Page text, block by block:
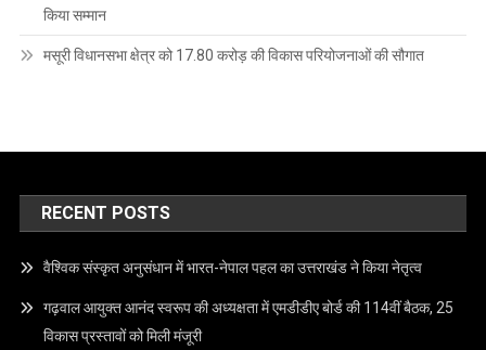
किया सम्मान
मसूरी विधानसभा क्षेत्र को 17.80 करोड़ की विकास परियोजनाओं की सौगात
RECENT POSTS
वैश्विक संस्कृत अनुसंधान में भारत-नेपाल पहल का उत्तराखंड ने किया नेतृत्व
गढ़वाल आयुक्त आनंद स्वरूप की अध्यक्षता में एमडीडीए बोर्ड की 114वीं बैठक, 25
विकास प्रस्तावों को मिली मंजूरी